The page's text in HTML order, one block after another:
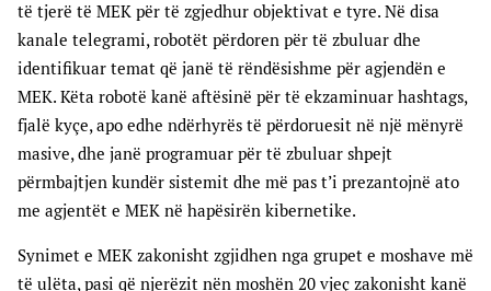
të tjerë të MEK për të zgjedhur objektivat e tyre. Në disa
kanale telegrami, robotët përdoren për të zbuluar dhe
identifikuar temat që janë të rëndësishme për agjendën e
MEK. Këta robotë kanë aftësinë për të ekzaminuar hashtags,
fjalë kyçe, apo edhe ndërhyrës të përdoruesit në një mënyrë
masive, dhe janë programuar për të zbuluar shpejt
përmbajtjen kundër sistemit dhe më pas t’i prezantojnë ato
me agjentët e MEK në hapësirën kibernetike.
Synimet e MEK zakonisht zgjidhen nga grupet e moshave më
të ulëta, pasi që njerëzit nën moshën 20 vjeç zakonisht kanë